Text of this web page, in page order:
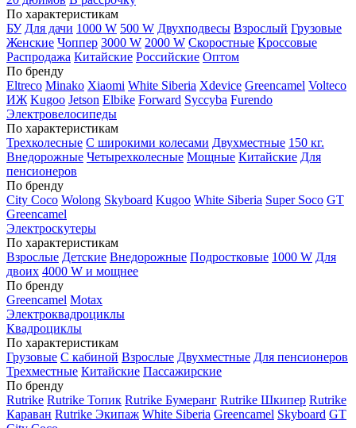
По характеристикам
БУ Для дачи 1000 W 500 W Двухподвесы Взрослый Грузовые
Женские Чоппер 3000 W 2000 W Скоростные Кроссовые
Распродажа Китайские Российские Оптом
По бренду
Eltreco Minako Xiaomi White Siberia Xdevice Greencamel Volteco
ИЖ Kugoo Jetson Elbike Forward Syccyba Furendo
Электровелосипеды
По характеристикам
Трехколесные С широкими колесами Двухместные 150 кг.
Внедорожные Четырехколесные Мощные Китайские Для
пенсионеров
По бренду
City Coco Wolong Skyboard Kugoo White Siberia Super Soco GT
Greencamel
Электроскутеры
По характеристикам
Взрослые Детские Внедорожные Подростковые 1000 W Для
двоих 4000 W и мощнее
По бренду
Greencamel Motax
Электроквадроциклы
Квадроциклы
По характеристикам
Грузовые С кабиной Взрослые Двухместные Для пенсионеров
Трехместные Китайские Пассажирские
По бренду
Rutrike Rutrike Топик Rutrike Бумеранг Rutrike Шкипер Rutrike
Караван Rutrike Экипаж White Siberia Greencamel Skyboard GT